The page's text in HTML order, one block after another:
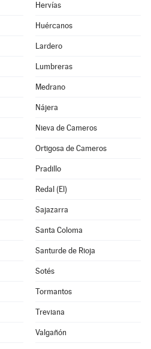
Hervías
Huércanos
Lardero
Lumbreras
Medrano
Nájera
Nieva de Cameros
Ortigosa de Cameros
Pradillo
Redal (El)
Sajazarra
Santa Coloma
Santurde de Rioja
Sotés
Tormantos
Treviana
Valgañón